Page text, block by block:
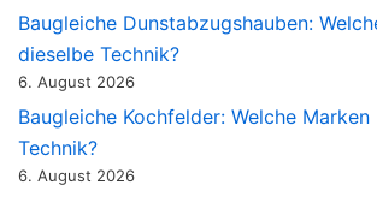
Baugleiche Dunstabzugshauben:
dieselbe Technik?
6. August 2026
Baugleiche Kochfelder: Welche
Technik?
6. August 2026